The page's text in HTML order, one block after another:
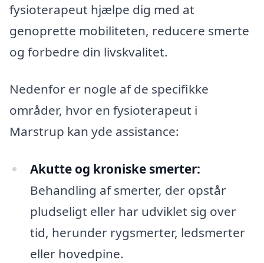
fysioterapeut hjælpe dig med at
genoprette mobiliteten, reducere smerte
og forbedre din livskvalitet.
Nedenfor er nogle af de specifikke
områder, hvor en fysioterapeut i
Marstrup kan yde assistance:
Akutte og kroniske smerter:
Behandling af smerter, der opstår
pludseligt eller har udviklet sig over
tid, herunder rygsmerter, ledsmerter
eller hovedpine.